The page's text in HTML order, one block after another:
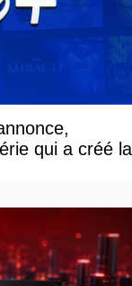
qui a créé la